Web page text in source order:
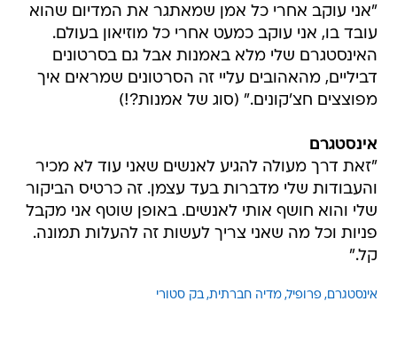
"אני עוקב אחרי כל אמן שמאתגר את המדיום שהוא
עובד בו, אני עוקב כמעט אחרי כל מוזיאון בעולם.
האינסטגרם שלי מלא באמנות אבל גם בסרטונים
דביליים, מהאהובים עליי זה הסרטונים שמראים איך
מפוצצים חצ'קונים." (סוג של אמנות?!)
אינסטגרם
"זאת דרך מעולה להגיע לאנשים שאני עוד לא מכיר
והעבודות שלי מדברות בעד עצמן. זה כרטיס הביקור
שלי והוא חושף אותי לאנשים. באופן שוטף אני מקבל
פניות וכל מה שאני צריך לעשות זה להעלות תמונה.
קל."
אינסטגרם פרופיל מדיה חברתית בק סטורי